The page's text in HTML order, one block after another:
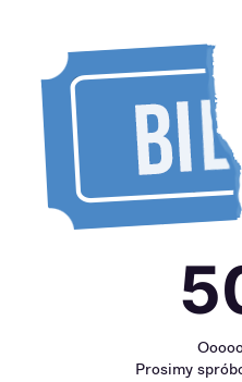
Prosimy